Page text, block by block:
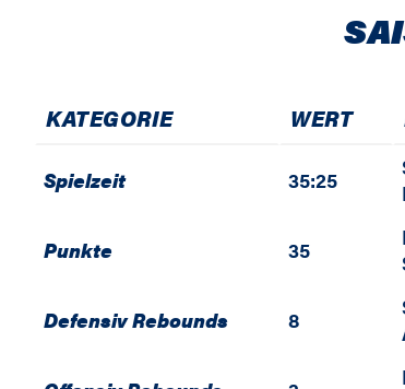
KATEGORIE WERT
Spielzeit 35:25
Punkte 35
Defensiv Rebounds 8